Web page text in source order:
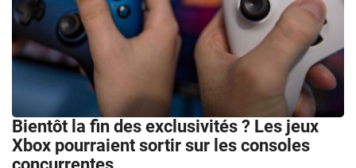
Bientôt la fin des exclusivités ? Les jeux
Xbox pourraient sortir sur les consoles